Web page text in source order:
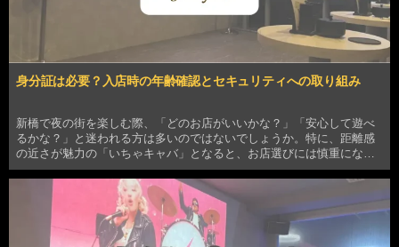
身分証は必要？入店時の年齢確認とセキュリティへの取り組み
新橋で夜の街を楽しむ際、「どのお店がいいかな？」「安心して遊べ
るかな？」と迷われる方は多いのではないでしょうか。特に、距離感
の近さが魅力の「いちゃキャバ」となると、お店選びには慎重になり
ますよね。 こんにちは。新橋のいちゃキャバ 「J Style」 です。 当店
は、新橋エリアでお客様に「最高のリラッ…